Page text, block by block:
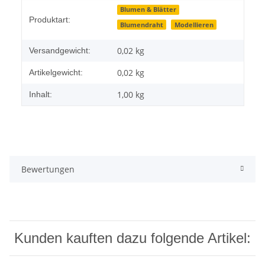
Produktart:
Blumen & Blätter
Blumendraht
Modellieren
Versandgewicht: 0,02 kg
Artikelgewicht: 0,02 kg
Inhalt: 1,00 kg
Bewertungen
Kunden kauften dazu folgende Artikel: